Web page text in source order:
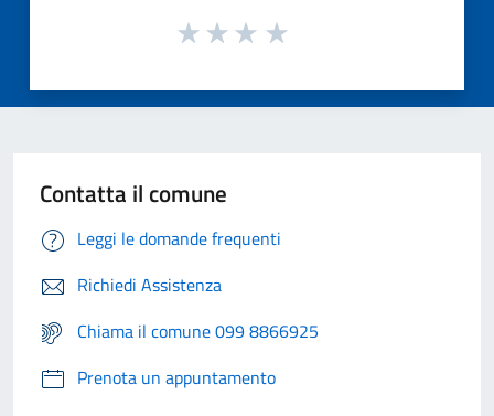
Contatta il comune
Leggi le domande frequenti
Richiedi Assistenza
Chiama il comune 099 8866925
Prenota un appuntamento